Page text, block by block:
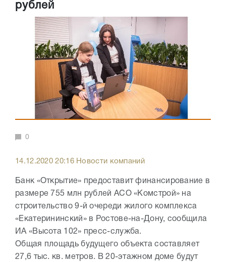
рублей
0
14.12.2020 20:16 Новости компаний
Банк «Открытие» предоставит финансирование в
размере 755 млн рублей АСО «Комстрой» на
строительство 9-й очереди жилого комплекса
«Екатерининский» в Ростове-на-Дону, сообщила
ИА «Высота 102» пресс-служба.
Общая площадь будущего объекта составляет
27,6 тыс. кв. метров. В 20-этажном доме будут